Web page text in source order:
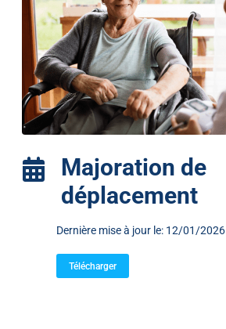
Majoration de
déplacement
Dernière mise à jour le: 12/01/2026
Télécharger